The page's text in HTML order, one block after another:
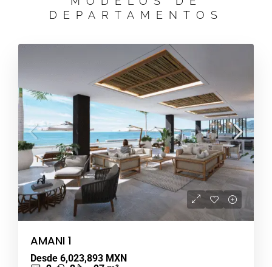
DEPARTAMENTOS
AMANI 1
Desde 6,023,893 MXN